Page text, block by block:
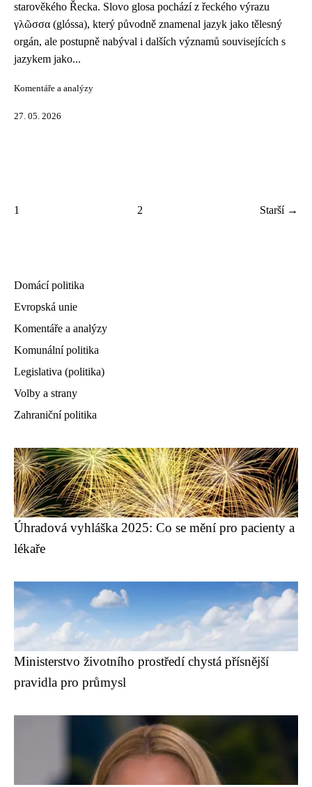
starověkého Řecka. Slovo glosa pochází z řeckého výrazu
γλῶσσα (glóssa), který původně znamenal jazyk jako tělesný
orgán, ale postupně nabýval i dalších významů souvisejících s
jazykem jako...
Komentáře a analýzy
27. 05. 2026
1 2 Starší →
Domácí politika
Evropská unie
Komentáře a analýzy
Komunální politika
Legislativa (politika)
Volby a strany
Zahraniční politika
Úhradová vyhláška 2025: Co se mění pro pacienty a
lékaře
Ministerstvo životního prostředí chystá přísnější
pravidla pro průmysl